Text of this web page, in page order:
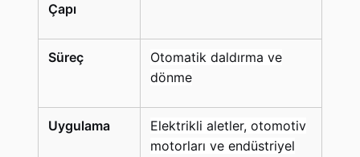
Çapı
Süreç
Otomatik daldırma ve
dönme
Uygulama
Elektrikli aletler, otomotiv
motorları ve endüstriyel